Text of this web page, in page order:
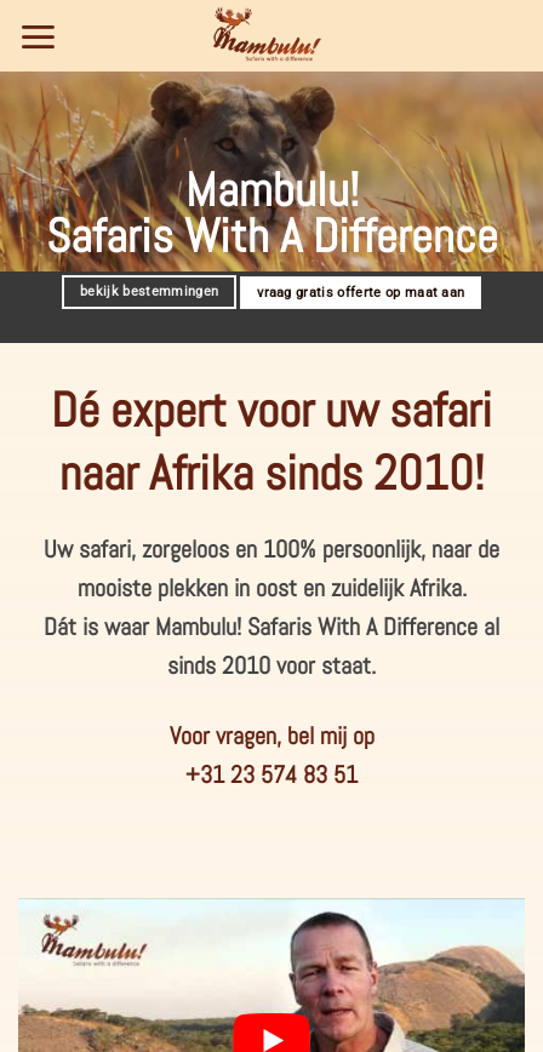
naar
inhoud
Mambulu!
Safaris With A Difference
bekijk bestemmingen vraag gratis offerte op maat aan
Dé expert voor uw safari
naar Afrika sinds 2010!
Uw safari, zorgeloos en 100% persoonlijk, naar de
mooiste plekken in oost en zuidelijk Afrika.
Dát is waar Mambulu! Safaris With A Difference al
sinds 2010voor staat.
Voor vragen, bel mij op
+31 23 574 83 51